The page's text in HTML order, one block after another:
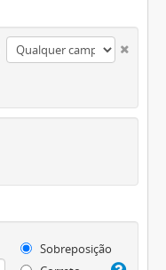
Sobreposição